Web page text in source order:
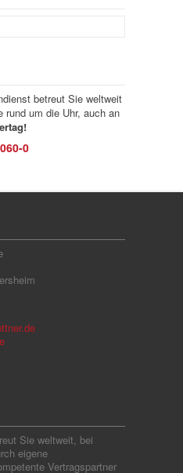
betreut Sie weltweit
rund um die Uhr, auch an
0
Sie weltweit, bei
eigene
Vertragspartner